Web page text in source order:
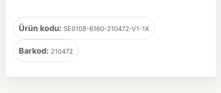
Ürün kodu: SE0108-6160-210472-V1-1X
Barkod: 210472